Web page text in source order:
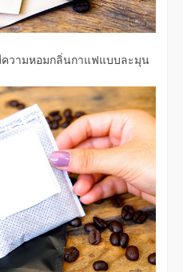
วามหอมกลิ่นกาแฟแบบละมุน